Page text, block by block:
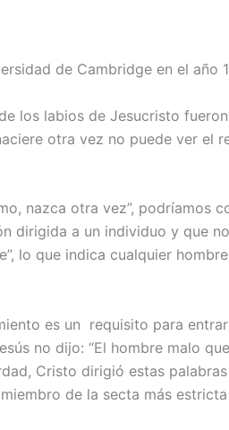
de Cambridge en el año
los labios de Jesucristo
otra vez no puede ver el
nazca otra vez”, podríamos
dirigida a un individuo y que
lo que indica cualquier
es un requisito para
no dijo: “El hombre malo
Cristo dirigió estas
de la secta más